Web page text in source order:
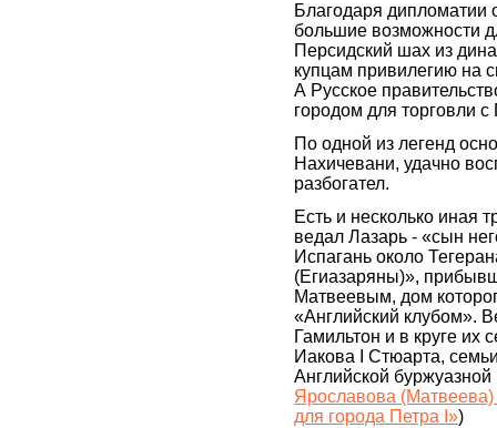
Благодаря дипломатии
большие возможности
Персидский шах из
купцам привилегию на
А Русское
городом для торговли
По одной из легенд
Нахичевани, удачно
разбогател.
Есть и несколько иная
ведал Лазарь - «сын
Испагань около
(Егиазаряны)»,
Матвеевым, дом
«Английский клубом».
Гамильтон и в круге
Иакова I Стюарта,
Английской
Ярославова
для города Петра I»)